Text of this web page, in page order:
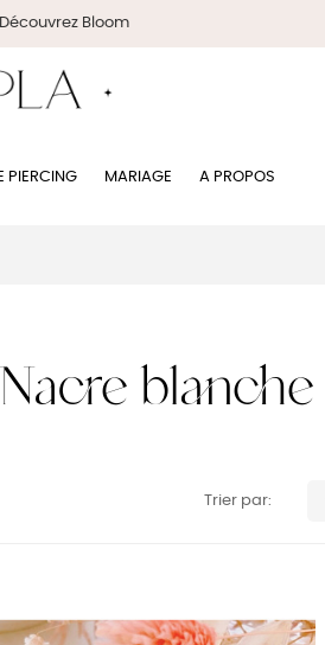
Découvrez Bloom
PIERCING MARIAGE A PROPOS
Nacre blanche
Trier par: